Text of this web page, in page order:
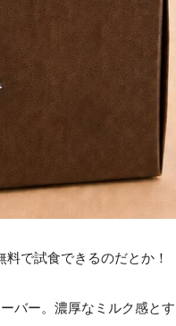
で試食できるのだとか！
バー。濃厚なミルク感とす